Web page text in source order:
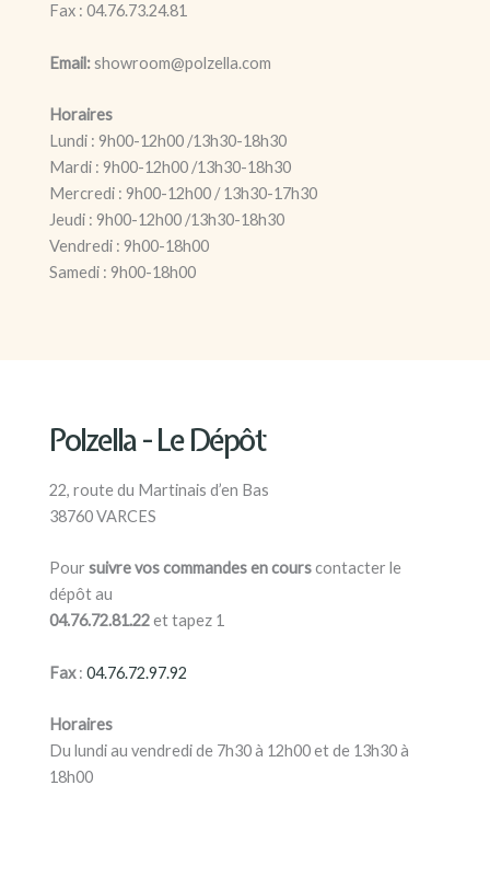
Fax : 04.76.73.24.81
Email:showroom@polzella.com
Horaires
Lundi : 9h00-12h00 /13h30-18h30
Mardi : 9h00-12h00 /13h30-18h30
Mercredi : 9h00-12h00 / 13h30-17h30
Jeudi : 9h00-12h00 /13h30-18h30
Vendredi : 9h00-18h00
Samedi : 9h00-18h00
Polzella - Le Dépôt
22, route du Martinais d’en Bas
38760 VARCES
Pour suivre vos commandes en courscontacter le
dépôt au
04.76.72.81.22et tapez 1
Fax: 04.76.72.97.92
Horaires
Du lundi au vendredi de 7h30 à 12h00 et de 13h30 à
18h00